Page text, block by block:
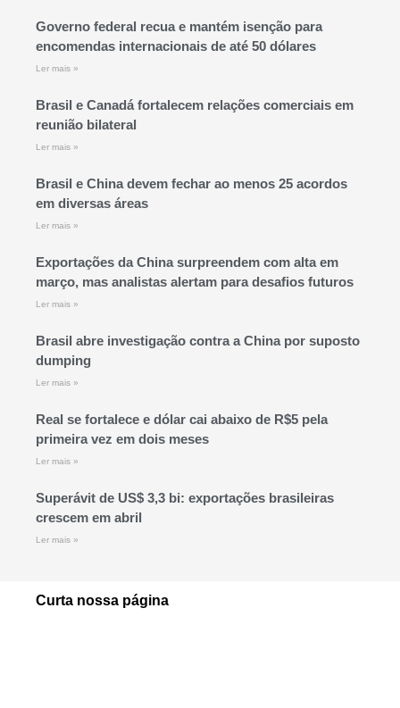
Governo federal recua e mantém isenção para
encomendas internacionais de até 50 dólares
Ler mais »
Brasil e Canadá fortalecem relações comerciais em
reunião bilateral
Ler mais »
Brasil e China devem fechar ao menos 25 acordos
em diversas áreas
Ler mais »
Exportações da China surpreendem com alta em
março, mas analistas alertam para desafios futuros
Ler mais »
Brasil abre investigação contra a China por suposto
dumping
Ler mais »
Real se fortalece e dólar cai abaixo de R$5 pela
primeira vez em dois meses
Ler mais »
Superávit de US$ 3,3 bi: exportações brasileiras
crescem em abril
Ler mais »
Curta nossa página